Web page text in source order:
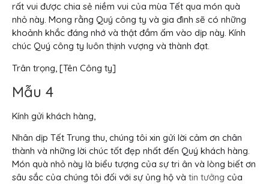
rất vui được chia sẻ niềm vui của mùa Tết qua món quà
nhỏ này. Mong rằng Quý công ty và gia đình sẽ có những
khoảnh khắc đáng nhớ và thật đầm ấm vào dịp này. Kính
chúc Quý công ty luôn thịnh vượng và thành đạt.
Trân trọng, [Tên Công ty]
Mẫu 4
Kính gửi khách hàng,
Nhân dịp Tết Trung thu, chúng tôi xin gửi lời cảm ơn chân
thành và những lời chúc tốt đẹp nhất đến Quý khách hàng.
Món quà nhỏ này là biểu tượng của sự tri ân và lòng biết ơn
sâu sắc của chúng tôi đối với sự ủng hộ và tin tưởng của